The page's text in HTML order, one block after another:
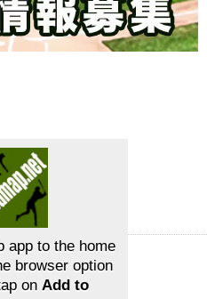
ップ お問い合せ
app to the home
browser option
on Add to